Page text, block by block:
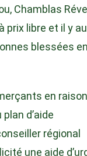
Chamblas
prix libre et il y
blessées en
en
d’aide
régional
une aide